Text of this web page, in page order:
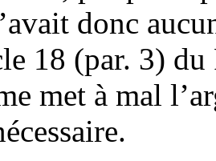
donc
18 (par. 3) du
met à mal